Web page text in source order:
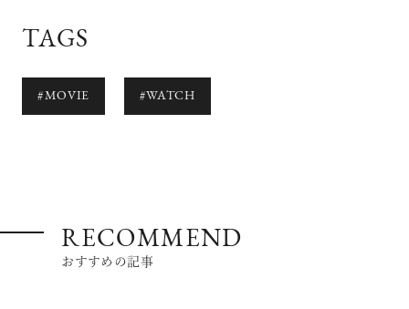
TAGS
#MOVIE #WATCH
RECOMMEND
おすすめの記事